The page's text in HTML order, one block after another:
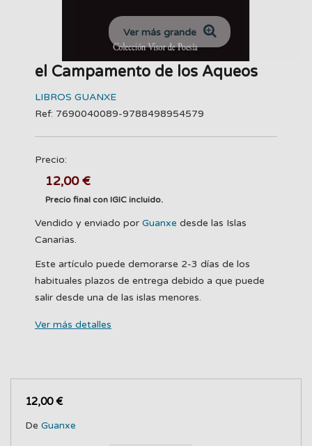
Ver más grande
el Campamento de los Aqueos
LIBROS GUANXE
Ref: 7690040089-9788498954579
Precio:
12,00 €
Precio final con IGIC incluido.
Vendido y enviado por Guanxe desde las Islas
Canarias.
Este artículo puede demorarse 2-3 días de los
habituales plazos de entrega debido a que puede
salir desde una de las islas menores.
Ver más detalles
12,00 €
De Guanxe